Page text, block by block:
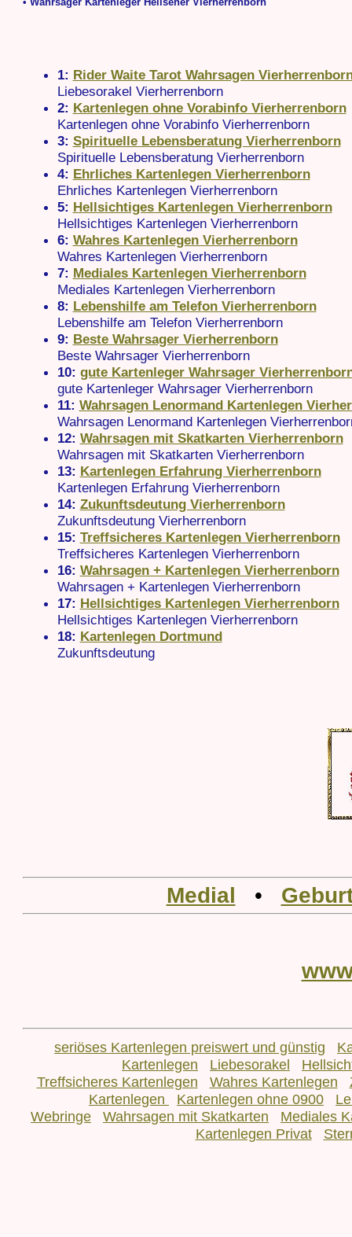
1: Rider Waite Tarot Wahrsagen
Liebesorakel Vierherrenborn
2: Kartenlegen ohne Vorabinfo Vierherrenborn
Kartenlegen ohne Vorabinfo Vierherrenborn
3: Spirituelle Lebensberatung Vierherrenborn
Spirituelle Lebensberatung Vierherrenborn
4: Ehrliches Kartenlegen Vierherrenborn
Ehrliches Kartenlegen Vierherrenborn
5: Hellsichtiges Kartenlegen Vierherrenborn
Hellsichtiges Kartenlegen Vierherrenborn
6: Wahres Kartenlegen Vierherrenborn
Wahres Kartenlegen Vierherrenborn
7: Mediales Kartenlegen Vierherrenborn
Mediales Kartenlegen Vierherrenborn
8: Lebenshilfe am Telefon Vierherrenborn
Lebenshilfe am Telefon Vierherrenborn
9: Beste Wahrsager Vierherrenborn
Beste Wahrsager Vierherrenborn
10: gute Kartenleger Wahrsager
gute Kartenleger Wahrsager Vierherrenborn
11: Wahrsagen Lenormand Kartenlegen
Wahrsagen Lenormand Kartenlegen
12: Wahrsagen mit Skatkarten Vierherrenborn
Wahrsagen mit Skatkarten Vierherrenborn
13: Kartenlegen Erfahrung Vierherrenborn
Kartenlegen Erfahrung Vierherrenborn
14: Zukunftsdeutung Vierherrenborn
Zukunftsdeutung Vierherrenborn
15: Treffsicheres Kartenlegen Vierherrenborn
Treffsicheres Kartenlegen Vierherrenborn
16: Wahrsagen + Kartenlegen Vierherrenborn
Wahrsagen + Kartenlegen Vierherrenborn
17: Hellsichtiges Kartenlegen Vierherrenborn
Hellsichtiges Kartenlegen Vierherrenborn
18: Kartenlegen Dortmund
Zukunftsdeutung
Medial •
seriöses Kartenlegen preiswert und günstig
Kartenlegen
Liebesorakel
Treffsicheres Kartenlegen
Wahres Kartenlegen
Kartenlegen
Kartenlegen ohne 0900
Webringe
Wahrsagen mit Skatkarten
Mediales
Kartenlegen Privat